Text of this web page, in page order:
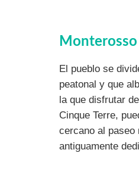
El pueblo se
peatonal y que
la que disfrutar
Cinque Terre,
cercano al paseo
antiguamente